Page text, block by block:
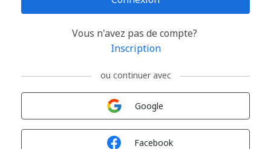
Vous n'avez pas de compte?
Inscription
ou continuer avec
Google
Facebook